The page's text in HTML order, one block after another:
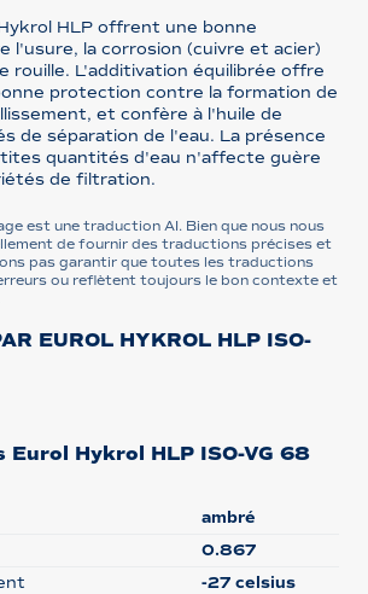
HLP offrent une bonne
l'usure, la corrosion (cuivre et acier)
rouille. L'additivation équilibrée offre
protection contre la formation de
et confère à l'huile de
de séparation de l'eau. La présence
quantités d'eau n'affecte guère
de filtration.
est une traduction AI. Bien que nous nous
de fournir des traductions précises et
pas garantir que toutes les traductions
ou reflètent toujours le bon contexte et
EUROL HYKROL HLP ISO-
Eurol Hykrol HLP ISO-VG 68
ambré
0.867
-27 celsius